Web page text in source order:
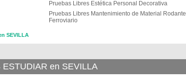
Pruebas Libres Estética Personal Decorativa
Pruebas Libres Mantenimiento de Material Rodante
Ferroviario
SEVILLA
en SEVILLA